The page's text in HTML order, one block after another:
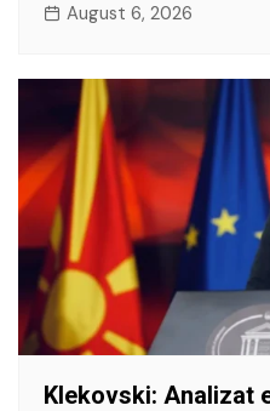
August 6, 2026
Klekovski: Analizat